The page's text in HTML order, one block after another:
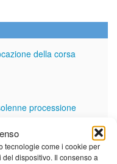
tecnologie come i cookie per
dispositivo. Il consenso a
della corsa
processione